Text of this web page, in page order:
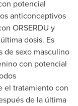
potencial
anticonceptivos
ORSERDU y
dosis. Es
de sexo masculino
con potencial
el tratamiento con
de la última